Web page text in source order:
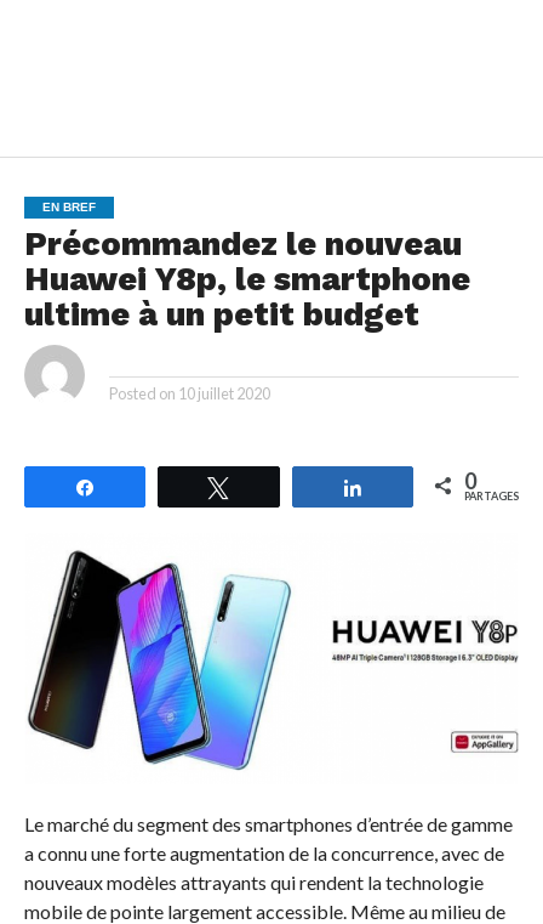
EN BREF
Précommandez le nouveau
Huawei Y8p, le smartphone
ultime à un petit budget
Posted on 10 juillet 2020
Partagez 0
PARTAGES
Le marché du segment des smartphones d’entrée de gamme
a connu une forte augmentation de la concurrence, avec de
nouveaux modèles attrayants qui rendent la technologie
mobile de pointe largement accessible. Même au milieu de